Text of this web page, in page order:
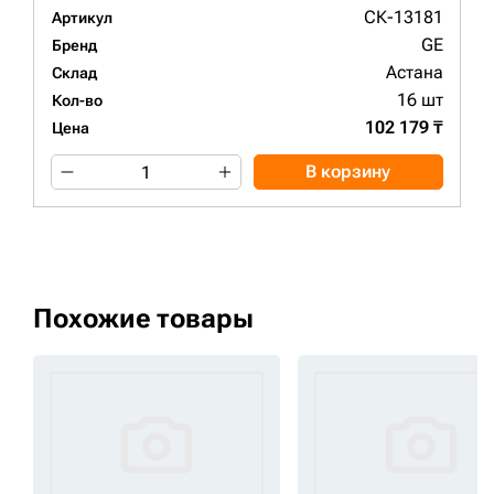
Артикул СК-13181
Бренд GE
Склад Астана
Кол-во 16 шт
Цена 102 179 ₸
В корзину
Похожие товары